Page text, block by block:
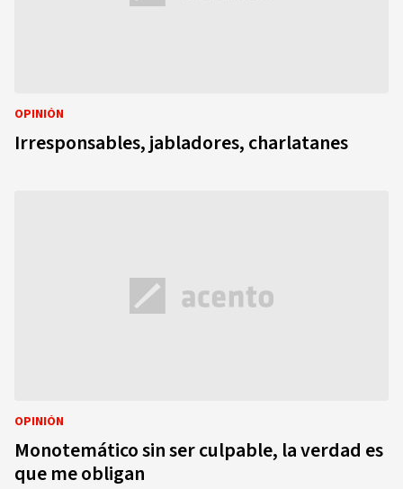
OPINIÓN
Irresponsables, jabladores, charlatanes
OPINIÓN
Monotemático sin ser culpable, la verdad es
que me obligan